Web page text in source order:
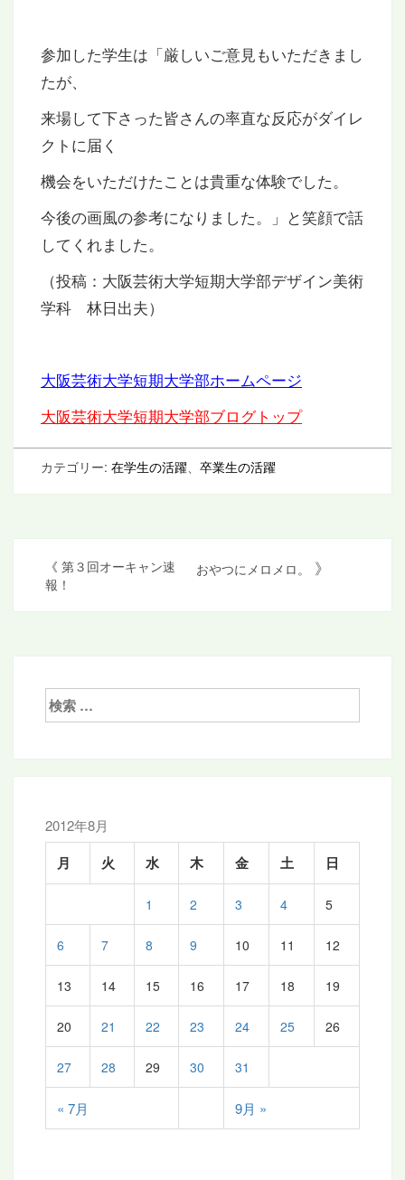
参加した学生は「厳しいご意見もいただきまし
たが、
来場して下さった皆さんの率直な反応がダイレ
クトに届く
機会をいただけたことは貴重な体験でした。
今後の画風の参考になりました。」と笑顔で話
してくれました。
（投稿：大阪芸術大学短期大学部デザイン美術
学科 林日出夫）
大阪芸術大学短期大学部ホームページ
大阪芸術大学短期大学部ブログトップ
カテゴリー: 在学生の活躍、 卒業生の活躍
《 第３回オーキャン速
報！
おやつにメロメロ。 》
検
索:
2012年8月
月 火 水 木 金 土 日
« 7月 9月 »
1 2 3 4 5
6 7 8 9 10 11 12
13 14 15 16 17 18 19
20 21 22 23 24 25 26
27 28 29 30 31